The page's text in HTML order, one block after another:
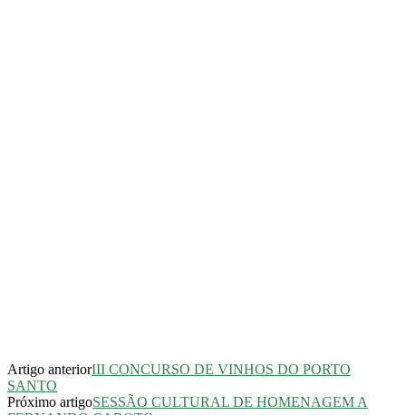
Artigo anteriorIII CONCURSO DE VINHOS DO PORTO
SANTO
Próximo artigoSESSÃO CULTURAL DE HOMENAGEM A